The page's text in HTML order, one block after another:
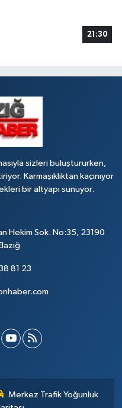
21:30
sizleri buluştururken,
Karmaşıklıktan kaçınıyor
bir altyapı sunuyor.
Hekim Sok. No:35, 23190
81 23
Merkez Trafik Yoğunluk